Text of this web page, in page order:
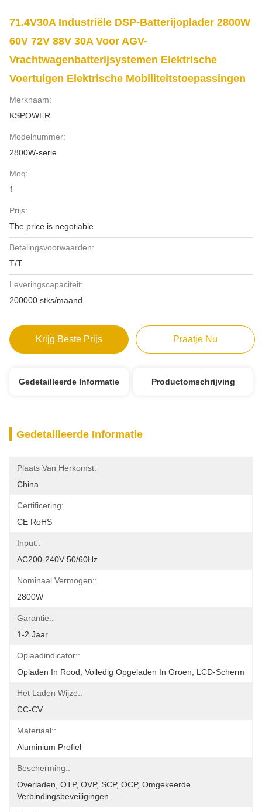
71.4V30A Industriële DSP-Batterijoplader 2800W
60V 72V 88V 30A Voor AGV-
Vrachtwagenbatterijsystemen Elektrische
Voertuigen Elektrische Mobiliteitstoepassingen
Merknaam:
KSPOWER
Modelnummer:
2800W-serie
Moq:
1
Prijs:
The price is negotiable
Betalingsvoorwaarden:
T/T
Leveringscapaciteit:
200000 stks/maand
Krijg Beste Prijs Praatje Nu
Gedetailleerde Informatie Productomschrijving
Gedetailleerde Informatie
Plaats Van Herkomst:
China
Certificering:
CE RoHS
Input::
AC200-240V 50/60Hz
Nominaal Vermogen::
2800W
Garantie::
1-2 Jaar
Oplaadindicator::
Opladen In Rood, Volledig Opgeladen In Groen, LCD-Scherm
Het Laden Wijze::
CC-CV
Materiaal::
Aluminium Profiel
Bescherming::
Overladen, OTP, OVP, SCP, OCP, Omgekeerde
Verbindingsbeveiligingen